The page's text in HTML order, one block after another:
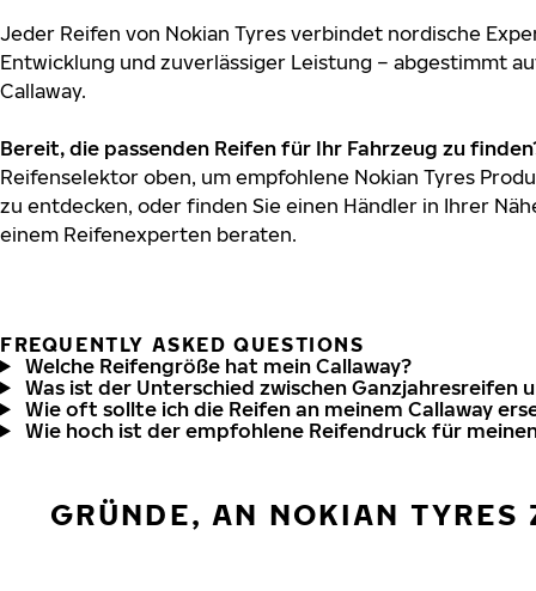
Jeder Reifen von Nokian Tyres verbindet nordische
Entwicklung und zuverlässiger Leistung – abgestimmt
Callaway.
Bereit, die passenden Reifen für Ihr Fahrzeug zu
Reifenselektor oben, um empfohlene Nokian Tyres
zu entdecken, oder finden Sie einen Händler in Ihrer
einem Reifenexperten beraten.
FREQUENTLY ASKED QUESTIONS
Welche Reifengröße hat mein Callaway?
Was ist der Unterschied zwischen Ganzjahresreifen
Wie oft sollte ich die Reifen an meinem Callaway
Wie hoch ist der empfohlene Reifendruck für
GRÜNDE, AN NOKIAN TYRES